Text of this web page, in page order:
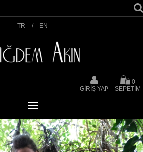
TR / EN
GİRİŞ YAP
0
SEPETİM